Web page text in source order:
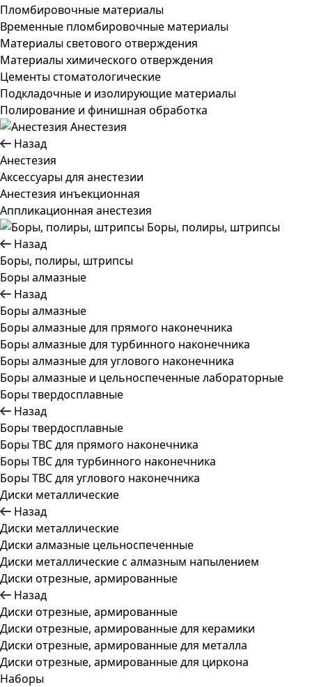
Пломбировочные материалы
Временные пломбировочные материалы
Материалы светового отверждения
Материалы химического отверждения
Цементы стоматологические
Подкладочные и изолирующие материалы
Полирование и финишная обработка
Анестезия
Назад
Анестезия
Аксессуары для анестезии
Анестезия инъекционная
Аппликационная анестезия
Боры, полиры, штрипсы
Назад
Боры, полиры, штрипсы
Боры алмазные
Назад
Боры алмазные
Боры алмазные для прямого наконечника
Боры алмазные для турбинного наконечника
Боры алмазные для углового наконечника
Боры алмазные и цельноспеченные лабораторные
Боры твердосплавные
Назад
Боры твердосплавные
Боры ТВС для прямого наконечника
Боры ТВС для турбинного наконечника
Боры ТВС для углового наконечника
Диски металлические
Назад
Диски металлические
Диски алмазные цельноспеченные
Диски металлические с алмазным напылением
Диски отрезные, армированные
Назад
Диски отрезные, армированные
Диски отрезные, армированные для керамики
Диски отрезные, армированные для металла
Диски отрезные, армированные для циркона
Наборы